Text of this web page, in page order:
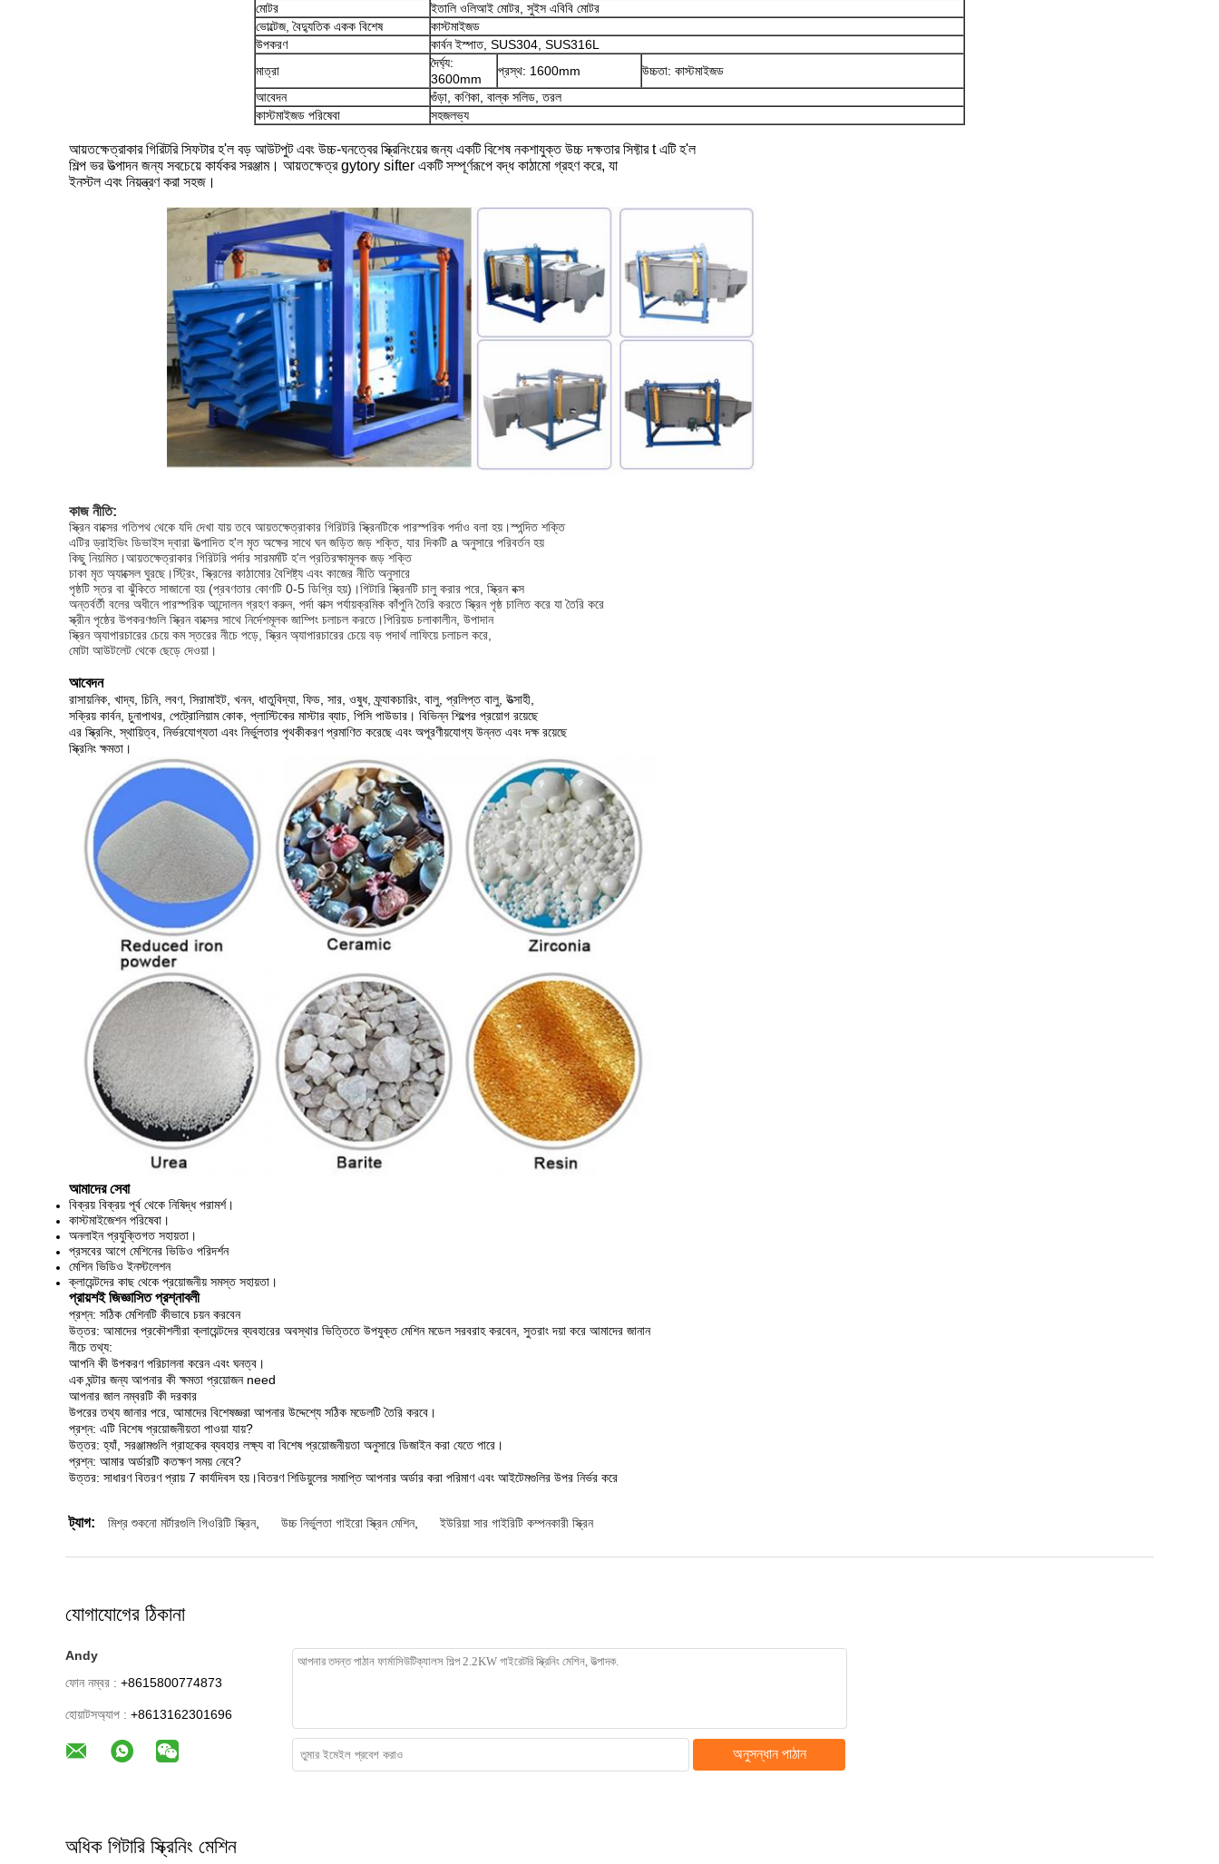
মোটর
ইতালি ওলিআই মোটর, সুইস এবিবি মোটর
ভোল্টেজ, বৈদ্যুতিক একক বিশেষ
কাস্টমাইজড
উপকরণ
কার্বন ইস্পাত, SUS304, SUS316L
মাত্রা
দৈর্ঘ্য:
3600mm
প্রস্থ: 1600mm
উচ্চতা: কাস্টমাইজড
আবেদন
গুঁড়া, কণিকা, বাল্ক সলিড, তরল
কাস্টমাইজড পরিষেবা
সহজলভ্য
আয়তক্ষেত্রাকার গিরিটরি সিফটার হ'ল বড় আউটপুট এবং উচ্চ-ঘনত্বের স্ক্রিনিংয়ের জন্য একটি বিশেষ নকশাযুক্ত উচ্চ দক্ষতার সিফ্টার t এটি হ'ল
শিল্প ভর উত্পাদন জন্য সবচেয়ে কার্যকর সরঞ্জাম। আয়তক্ষেত্র gytory sifter একটি সম্পূর্ণরূপে বদ্ধ কাঠামো গ্রহণ করে, যা
ইনস্টল এবং নিয়ন্ত্রণ করা সহজ।
কাজ নীতি:
স্ক্রিন বাক্সের গতিপথ থেকে যদি দেখা যায় তবে আয়তক্ষেত্রাকার গিরিটরি স্ক্রিনটিকে পারস্পরিক পর্দাও বলা হয়।স্পন্দিত শক্তি
এটির ড্রাইভিং ডিভাইস দ্বারা উত্পাদিত হ'ল মৃত অক্ষের সাথে ঘন জড়িত জড় শক্তি, যার দিকটি a অনুসারে পরিবর্তন হয়
কিছু নিয়মিত।আয়তক্ষেত্রাকার গিরিটরি পর্দার সারমর্মটি হ'ল প্রতিরক্ষামূলক জড় শক্তি
চাকা মৃত অ্যাক্সেল ঘুরছে।স্ট্রিং, স্ক্রিনের কাঠামোর বৈশিষ্ট্য এবং কাজের নীতি অনুসারে
পৃষ্ঠটি স্তর বা ঝুঁকিতে সাজানো হয় (প্রবণতার কোণটি 0-5 ডিগ্রি হয়)।গিটারি স্ক্রিনটি চালু করার পরে, স্ক্রিন বক্স
অন্তর্বর্তী বলের অধীনে পারস্পরিক আন্দোলন গ্রহণ করুন, পর্দা বাক্স পর্যায়ক্রমিক কাঁপুনি তৈরি করতে স্ক্রিন পৃষ্ঠ চালিত করে যা তৈরি করে
স্ক্রীন পৃষ্ঠের উপকরণগুলি স্ক্রিন বাক্সের সাথে নির্দেশমূলক জাম্পিং চলাচল করতে।পিরিয়ড চলাকালীন, উপাদান
স্ক্রিন অ্যাপারচারের চেয়ে কম স্তরের নীচে পড়ে, স্ক্রিন অ্যাপারচারের চেয়ে বড় পদার্থ লাফিয়ে চলাচল করে,
মোটা আউটলেট থেকে ছেড়ে দেওয়া।
আবেদন
রাসায়নিক, খাদ্য, চিনি, লবণ, সিরামাইট, খনন, ধাতুবিদ্যা, ফিড, সার, ওষুধ, ফ্র্যাকচারিং, বালু, প্রলিপ্ত বালু, উত্সাহী,
সক্রিয় কার্বন, চুনাপাথর, পেট্রোলিয়াম কোক, প্লাস্টিকের মাস্টার ব্যাচ, পিসি পাউডার। বিভিন্ন শিল্পের প্রয়োগ রয়েছে
এর স্ক্রিনিং, স্থায়িত্ব, নির্ভরযোগ্যতা এবং নির্ভুলতার পৃথকীকরণ প্রমাণিত করেছে এবং অপূরণীয়যোগ্য উন্নত এবং দক্ষ রয়েছে
স্ক্রিনিং ক্ষমতা।
আমাদের সেবা
বিক্রয় বিক্রয় পূর্ব থেকে নিষিদ্ধ পরামর্শ।
কাস্টমাইজেশন পরিষেবা।
অনলাইন প্রযুক্তিগত সহায়তা।
প্রসবের আগে মেশিনের ভিডিও পরিদর্শন
মেশিন ভিডিও ইনস্টলেশন
ক্লায়েন্টদের কাছ থেকে প্রয়োজনীয় সমস্ত সহায়তা।
প্রায়শই জিজ্ঞাসিত প্রশ্নাবলী
প্রশ্ন: সঠিক মেশিনটি কীভাবে চয়ন করবেন
উত্তর: আমাদের প্রকৌশলীরা ক্লায়েন্টদের ব্যবহারের অবস্থার ভিত্তিতে উপযুক্ত মেশিন মডেল সরবরাহ করবেন, সুতরাং দয়া করে আমাদের জানান
নীচে তথ্য:
আপনি কী উপকরণ পরিচালনা করেন এবং ঘনত্ব।
এক ঘন্টার জন্য আপনার কী ক্ষমতা প্রয়োজন need
আপনার জাল নম্বরটি কী দরকার
উপরের তথ্য জানার পরে, আমাদের বিশেষজ্ঞরা আপনার উদ্দেশ্যে সঠিক মডেলটি তৈরি করবে।
প্রশ্ন: এটি বিশেষ প্রয়োজনীয়তা পাওয়া যায়?
উত্তর: হ্যাঁ, সরঞ্জামগুলি গ্রাহকের ব্যবহার লক্ষ্য বা বিশেষ প্রয়োজনীয়তা অনুসারে ডিজাইন করা যেতে পারে।
প্রশ্ন: আমার অর্ডারটি কতক্ষণ সময় নেবে?
উত্তর: সাধারণ বিতরণ প্রায় 7 কার্যদিবস হয়।বিতরণ শিডিয়ুলের সমাপ্তি আপনার অর্ডার করা পরিমাণ এবং আইটেমগুলির উপর নির্ভর করে
ট্যাগ: মিশ্র শুকনো মর্টারগুলি গিওরিটি স্ক্রিন, উচ্চ নির্ভুলতা গাইরো স্ক্রিন মেশিন, ইউরিয়া সার গাইরিটি কম্পনকারী স্ক্রিন
যোগাযোগের ঠিকানা
Andy
ফোন নম্বর : +8615800774873
হোয়াটসঅ্যাপ : +8613162301696
অনুসন্ধান পাঠান
অধিক গিটারি স্ক্রিনিং মেশিন